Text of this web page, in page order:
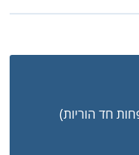
חד הוריות)